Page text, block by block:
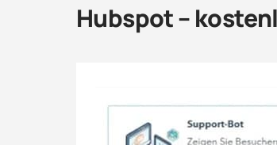
Hubspot –